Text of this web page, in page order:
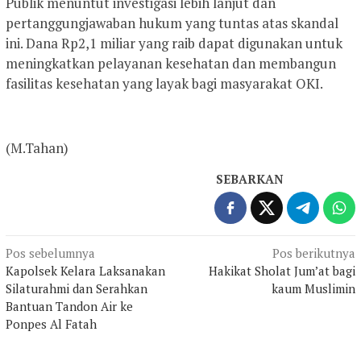
pertanggungjawaban hukum yang tuntas atas skandal
ini. Dana Rp2,1 miliar yang raib dapat digunakan untuk
meningkatkan pelayanan kesehatan dan membangun
fasilitas kesehatan yang layak bagi masyarakat OKI.
(M.Tahan)
SEBARKAN
Navigasi
pos
Pos sebelumnya
Kapolsek Kelara Laksanakan
Silaturahmi dan Serahkan
Bantuan Tandon Air ke
Ponpes Al Fatah
Pos berikutnya
Hakikat Sholat Jum’at bagi
kaum Muslimin